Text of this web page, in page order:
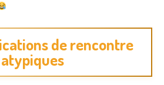
de rencontre
atypiques